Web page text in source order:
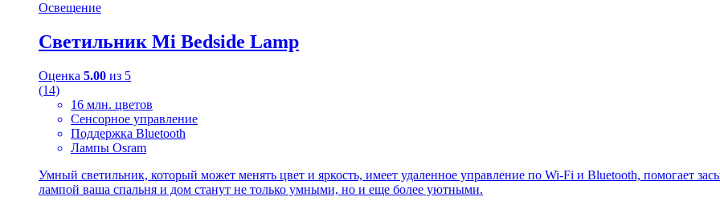
Освещение
Светильник Mi Bedside Lamp
Оценка 5.00 из 5
(14)
16 млн. цветов
Сенсорное управление
Поддержка Bluetooth
Лампы Osram
Умный светильник, который может менять цвет и яркость, имеет удаленное управление по Wi-Fi и Bluetooth, помогает
лампой ваша спальня и дом станут не только умными, но и еще более уютными.